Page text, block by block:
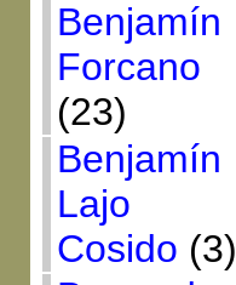
Benjamín
Forcano
(23)
Benjamín
Lajo
Cosido (3)